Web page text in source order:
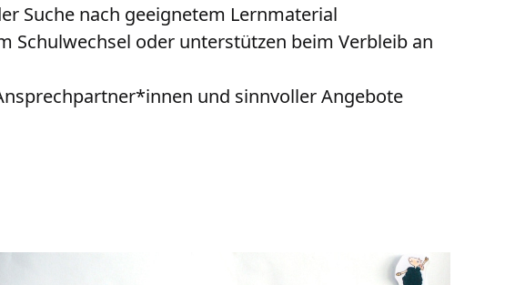
Suche nach geeignetem Lernmaterial
Schulwechsel oder unterstützen beim Verbleib an
und sinnvoller Angebote